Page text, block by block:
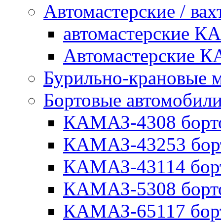
Автомастерские /
автомастерские
Автомастерские
Бурильно-крановые
Бортовые
КАМАЗ-4308
КАМАЗ-43253
КАМАЗ-43114
КАМАЗ-5308
КАМАЗ-65117